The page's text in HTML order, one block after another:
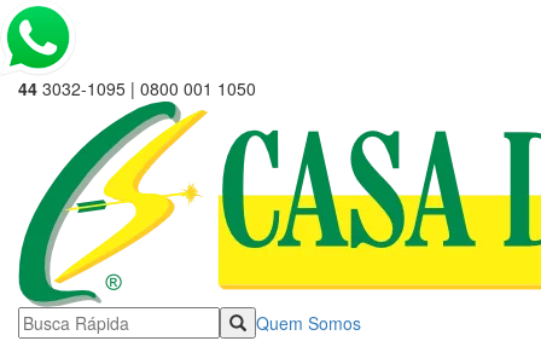
44 3032-1095 | 0800 001 1050
Quem Somos